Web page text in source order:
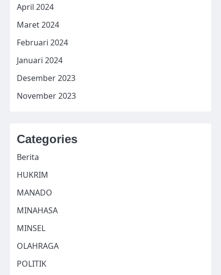
April 2024
Maret 2024
Februari 2024
Januari 2024
Desember 2023
November 2023
Categories
Berita
HUKRIM
MANADO
MINAHASA
MINSEL
OLAHRAGA
POLITIK